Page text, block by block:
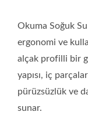
Okuma Soğuk
ergonomi ve
alçak profilli bir
yapısı, iç
pürüzsüzlük ve
sunar.